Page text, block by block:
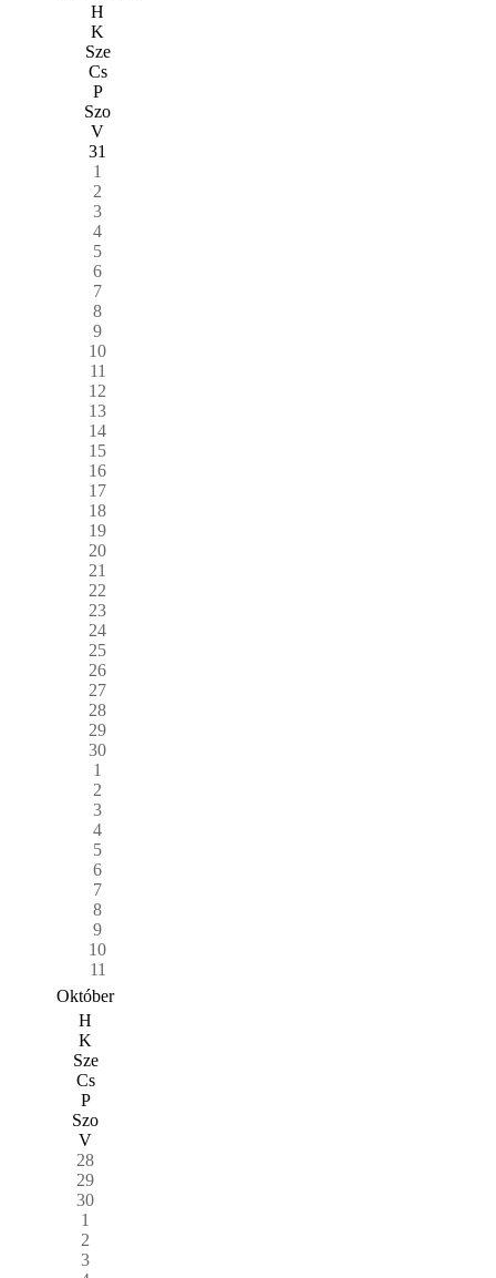
H
K
Sze
Cs
P
Szo
V
31
1
2
3
4
5
6
7
8
9
10
11
12
13
14
15
16
17
18
19
20
21
22
23
24
25
26
27
28
29
30
1
2
3
4
5
6
7
8
9
10
11
Október
H
K
Sze
Cs
P
Szo
V
28
29
30
1
2
3